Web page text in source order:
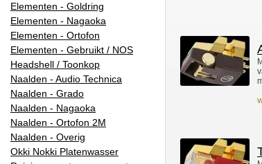
Elementen - Goldring
Elementen - Nagaoka
Elementen - Ortofon
Elementen - Gebruikt / NOS
Headshell / Toonkop
Naalden - Audio Technica
Naalden - Grado
Naalden - Nagaoka
Naalden - Ortofon 2M
Naalden - Overig
Okki Nokki Platenwasser